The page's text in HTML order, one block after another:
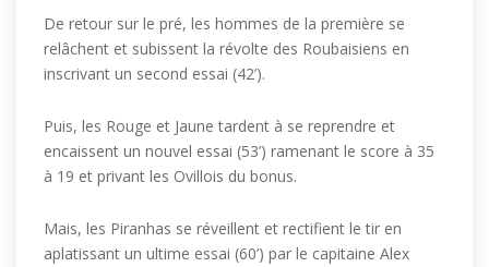
De retour sur le pré, les hommes de la première se
relâchent et subissent la révolte des Roubaisiens en
inscrivant un second essai (42’).
Puis, les Rouge et Jaune tardent à se reprendre et
encaissent un nouvel essai (53’) ramenant le score à 35
à 19 et privant les Ovillois du bonus.
Mais, les Piranhas se réveillent et rectifient le tir en
aplatissant un ultime essai (60’) par le capitaine Alex